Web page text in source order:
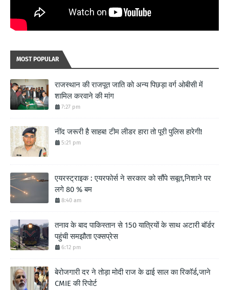
MOST POPULAR
राजस्थान की राजपूत जाति को अन्य पिछड़ा वर्ग ओबीसी में
शामिल करवाने की मांग
7:27 pm
नींद जरूरी है साहब! टीम लीडर हारा तो पूरी पुलिस हारेगी!
5:21 pm
एयरस्ट्राइक : एयरफोर्स ने सरकार को सौंपे सबूत,निशाने पर
लगे 80 % बम
8:40 am
तनाव के बाद पाकिस्तान से 150 यात्रियों के साथ अटारी बॉर्डर
पहुंची समझौता एक्सप्रेस
6:12 pm
बेरोजगारी दर ने तोड़ा मोदी राज के ढाई साल का रिकॉर्ड,जाने
CMIE की रिपोर्ट